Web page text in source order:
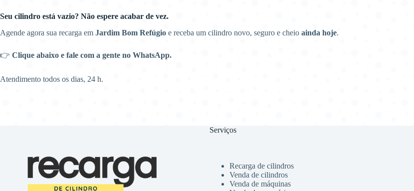
Seu cilindro está vazio? Não espere acabar de vez.
Agende agora sua recarga em Jardim Bom Refúgio e receba um cilindro novo, seguro e cheio ainda hoje.
👉 Clique abaixo e fale com a gente no WhatsApp.
Atendimento todos os dias, 24 h.
Serviços
Recarga de cilindros
Venda de cilindros
Venda de máquinas